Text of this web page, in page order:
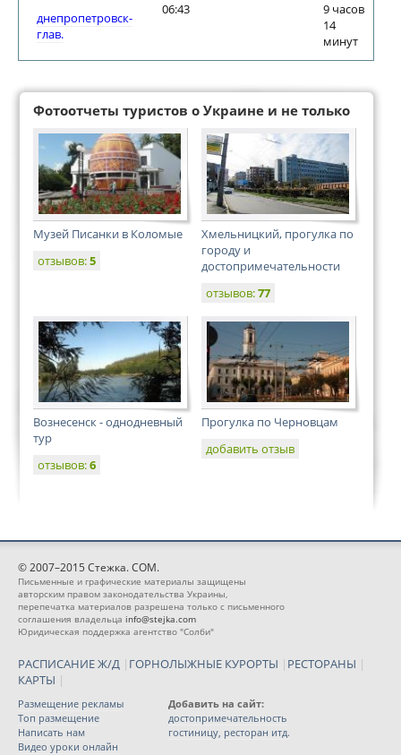
днепропетровск-
глав.
06:43
9 часов
14
минут
Фотоотчеты туристов о Украине и не только
Музей Писанки в Коломые
отзывов:5
Хмельницкий, прогулка по
городу и
достопримечательности
отзывов:77
Вознесенск - однодневный
тур
отзывов:6
Прогулка по Черновцам
добавить отзыв
© 2007–2015 Стежка. COM.
Письменные и графические материалы защищены
авторским правом законодательства Украины,
перепечатка материалов разрешена только с письменного
соглашения владельца info@stejka.com
Юридическая поддержка агентство "Солби"
РАСПИСАНИЕ Ж/Д | ГОРНОЛЫЖНЫЕ КУРОРТЫ | РЕСТОРАНЫ |
КАРТЫ |
Размещение рекламы
Топ размещение
Написать нам
Видео уроки онлайн
Добавить на сайт:
достопримечательность
гостиницу, ресторан итд.